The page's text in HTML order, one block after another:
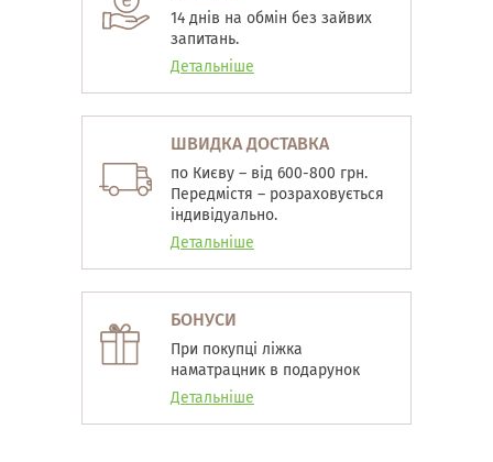
14 днів на обмін без зайвих
запитань.
Детальніше
ШВИДКА ДОСТАВКА
по Києву – від 600-800 грн.
Передмістя – розраховується
індивідуально.
Детальніше
БОНУСИ
При покупці ліжка
наматрацник в подарунок
Детальніше